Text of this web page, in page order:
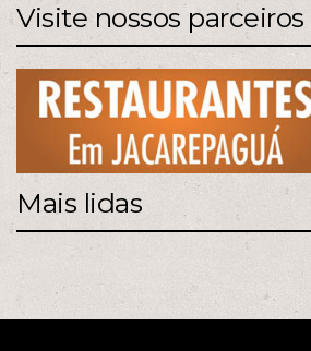
Visite nossos parceiros
Mais lidas